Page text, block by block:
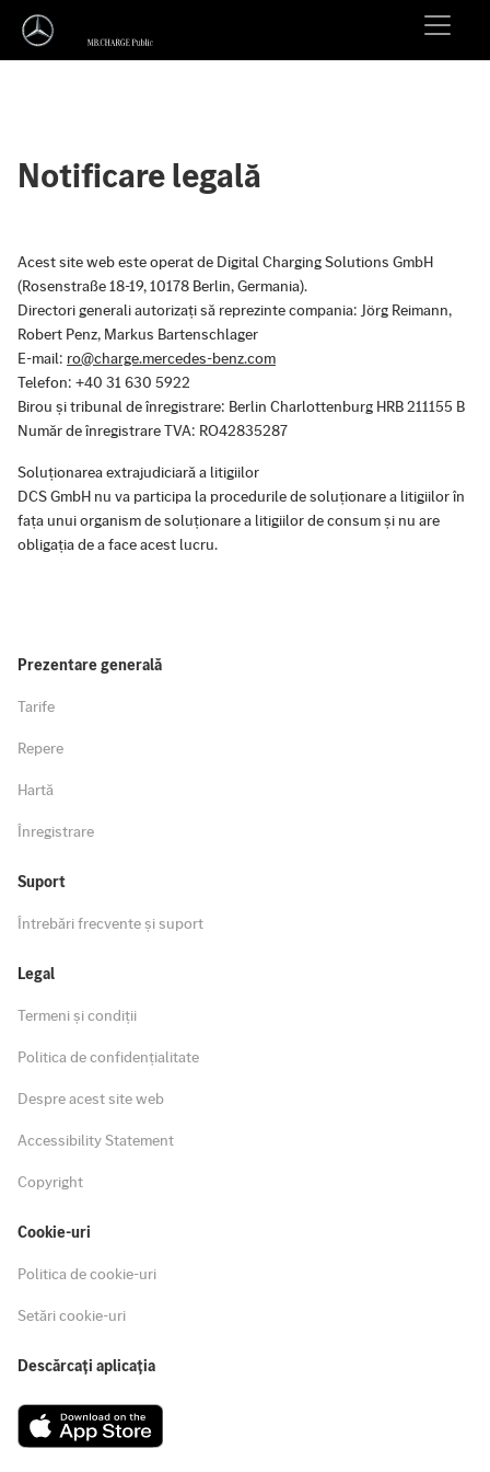
Notificare legală
Acest site web este operat de Digital Charging Solutions GmbH
(Rosenstraße 18-19, 10178 Berlin, Germania).
Directori generali autorizați să reprezinte compania: Jörg Reimann,
Robert Penz, Markus Bartenschlager
E-mail: ro@charge.mercedes-benz.com
Telefon: +40 31 630 5922
Birou și tribunal de înregistrare: Berlin Charlottenburg HRB 211155 B
Număr de înregistrare TVA: RO42835287
Soluționarea extrajudiciară a litigiilor
DCS GmbH nu va participa la procedurile de soluționare a litigiilor în
fața unui organism de soluționare a litigiilor de consum și nu are
obligația de a face acest lucru.
Prezentare generală
Tarife
Repere
Hartă
Înregistrare
Suport
Întrebări frecvente și suport
Legal
Termeni și condiții
Politica de confidențialitate
Despre acest site web
Accessibility Statement
Copyright
Cookie-uri
Politica de cookie-uri
Setări cookie-uri
Descărcați aplicația